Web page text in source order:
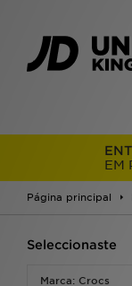
EM
Página principal
Seleccionaste
Marca: Crocs